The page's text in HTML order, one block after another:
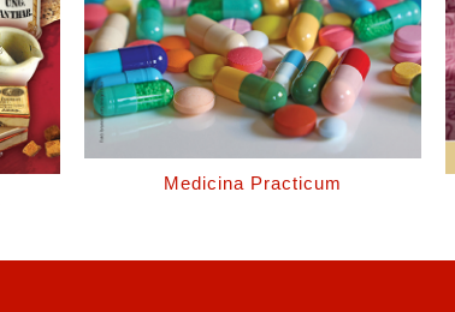
Medicina Practicum